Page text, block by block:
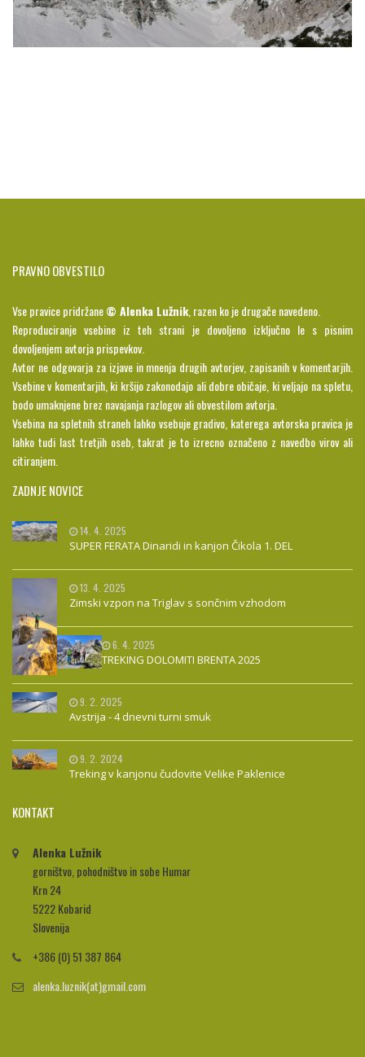
PRAVNO OBVESTILO
Vse pravice pridržane© Alenka Lužnik, razen ko je drugače navedeno.
Reproduciranje vsebine iz teh strani je dovoljeno izključno le s pisnim
dovoljenjem avtorja prispevkov.
Avtor ne odgovarja za izjave in mnenja drugih avtorjev, zapisanih v komentarjih.
Vsebine v komentarjih, ki kršijo zakonodajo ali dobre običaje, ki veljajo na spletu,
bodo umaknjene brez navajanja razlogov ali obvestilom avtorja.
Vsebina na spletnih straneh lahko vsebuje gradivo, katerega avtorska pravica je
lahko tudi last tretjih oseb, takrat je to izrecno označeno z navedbo virov ali
citiranjem.
ZADNJE NOVICE
14. 4. 2025
SUPER FERATA Dinaridi in kanjon Čikola 1. DEL
13. 4. 2025
Zimski vzpon na Triglav s sončnim vzhodom
6. 4. 2025
TREKING DOLOMITI BRENTA 2025
9. 2. 2025
Avstrija - 4 dnevni turni smuk
9. 2. 2024
Treking v kanjonu čudovite Velike Paklenice
KONTAKT
Alenka Lužnik
gorništvo, pohodništvo in sobe Humar
Krn 24
5222 Kobarid
Slovenija
+386 (0) 51 387 864
alenka.luznik(at)gmail.com